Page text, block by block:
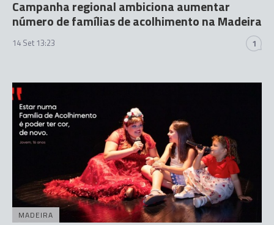
Campanha regional ambiciona aumentar
número de famílias de acolhimento na Madeira
14 Set 13:23 1
MADEIRA